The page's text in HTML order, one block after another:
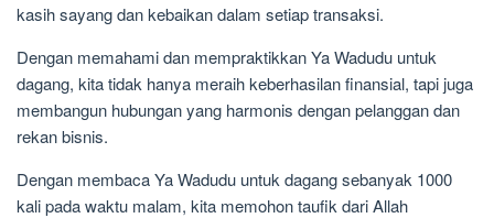
kasih sayang dan kebaikan dalam setiap transaksi.
Dengan memahami dan mempraktikkan Ya Wadudu untuk
dagang, kita tidak hanya meraih keberhasilan finansial, tapi juga
membangun hubungan yang harmonis dengan pelanggan dan
rekan bisnis.
Dengan membaca Ya Wadudu untuk dagang sebanyak 1000
kali pada waktu malam, kita memohon taufik dari Allah